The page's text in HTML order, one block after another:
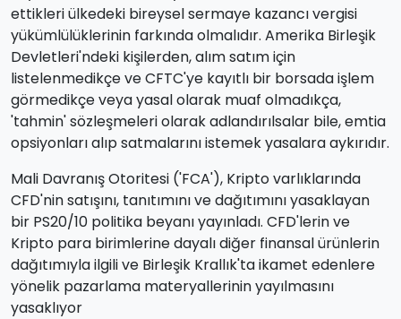
ettikleri ülkedeki bireysel sermaye kazancı vergisi
yükümlülüklerinin farkında olmalıdır. Amerika Birleşik
Devletleri'ndeki kişilerden, alım satım için
listelenmedikçe ve CFTC'ye kayıtlı bir borsada işlem
görmedikçe veya yasal olarak muaf olmadıkça,
'tahmin' sözleşmeleri olarak adlandırılsalar bile, emtia
opsiyonları alıp satmalarını istemek yasalara aykırıdır.
Mali Davranış Otoritesi ('FCA'), Kripto varlıklarında
CFD'nin satışını, tanıtımını ve dağıtımını yasaklayan
bir PS20/10 politika beyanı yayınladı. CFD'lerin ve
Kripto para birimlerine dayalı diğer finansal ürünlerin
dağıtımıyla ilgili ve Birleşik Krallık'ta ikamet edenlere
yönelik pazarlama materyallerinin yayılmasını
yasaklıyor